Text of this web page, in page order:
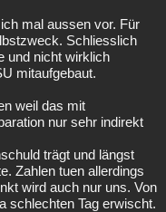
mal aussen vor. Für
Schliesslich
und nicht wirklich
mitaufgebaut.
weil das mit
nur sehr indirekt
trägt und längst
Zahlen tuen allerdings
wird auch nur uns. Von
schlechten Tag erwischt.